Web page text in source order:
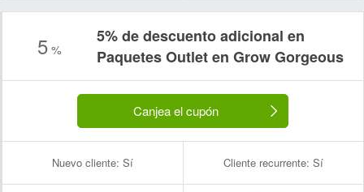
5%
5% de descuento adicional en
Paquetes Outlet en Grow Gorgeous
Canjea el cupón
Nuevo cliente: Sí Cliente recurrente: Sí